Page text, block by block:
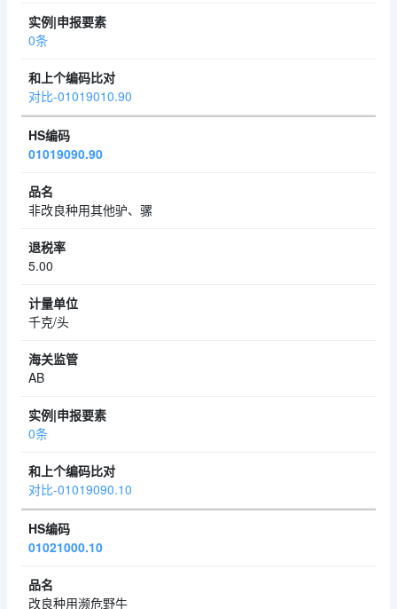
0条
对比-01019010.90
01019090.90
非改良种用其他驴、骡
5.00
千克/头
AB
0条
对比-01019090.10
01021000.10
改良种用濒危野牛